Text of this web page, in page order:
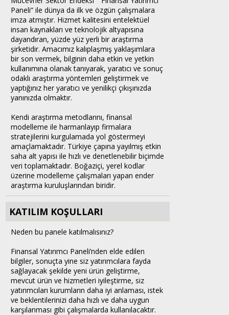
Paneli” ile dünya da ilk ve özgün çalışmalara
imza atmıştır. Hizmet kalitesini entelektüel
insan kaynakları ve teknolojik altyapısına
dayandıran, yüzde yüz yerli bir araştırma
şirketidir. Amacımız kalıplaşmış yaklaşımlara
bir son vermek, bilginin daha etkin ve yetkin
kullanımına olanak tanıyarak, yaratıcı ve sonuç
odaklı araştırma yöntemleri geliştirmek ve
yaptığınız her yaratıcı ve yenilikçi çıkışınızda
yanınızda olmaktır.
Kendi araştırma metodlarını, finansal
modelleme ile harmanlayıp firmalara
stratejilerini kurgulamada yol göstermeyi
amaçlamaktadır. Türkiye çapına yayılmış etkin
saha alt yapısı ile hızlı ve denetlenebilir biçimde
veri toplamaktadır. Boğaziçi, yerel kodlar
üzerine modelleme çalışmaları yapan ender
araştırma kuruluşlarından biridir.
KATILIM KOŞULLARI
Neden bu panele katılmalısınız?
Finansal Yatırımcı Paneli’nden elde edilen
bilgiler, sonuçta yine siz yatırımcılara fayda
sağlayacak şekilde yeni ürün geliştirme,
mevcut ürün ve hizmetleri iyileştirme, siz
yatırımcıları kurumların daha iyi anlaması, istek
ve beklentilerinizi daha hızlı ve daha uygun
karşılanması gibi çalışmalarda kullanılacaktır.